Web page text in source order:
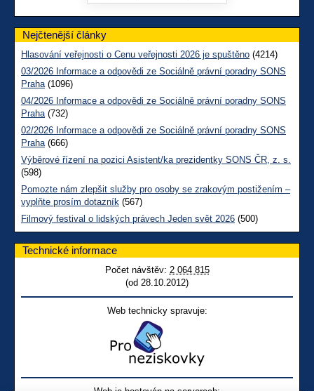
Nejčtenější články
Hlasování veřejnosti o Cenu veřejnosti 2026 je spuštěno (4214)
03/2026 Informace a odpovědi ze Sociálně právní poradny SONS
Praha(1096)
04/2026 Informace a odpovědi ze Sociálně právní poradny SONS
Praha(732)
02/2026 Informace a odpovědi ze Sociálně právní poradny SONS
Praha(666)
Výběrové řízení na pozici Asistent/ka prezidentky SONS ČR, z. s.
(598)
Pomozte nám zlepšit služby pro osoby se zrakovým postižením –
vyplňte prosím dotazník (567)
Filmový festival o lidských právech Jeden svět 2026 (500)
Technické informace
Počet návštěv: 2 064 815
(od 28.10.2012)
Web technicky spravuje: